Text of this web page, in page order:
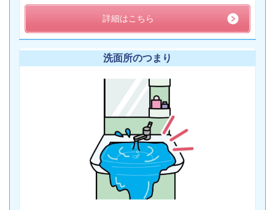
詳細はこちら
洗面所のつまり